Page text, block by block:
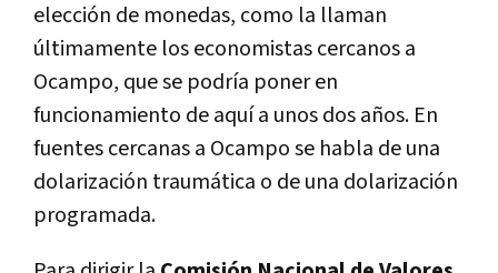
elección de monedas, como la llaman
últimamente los economistas cercanos a
Ocampo, que se podría poner en
funcionamiento de aquí a unos dos años. En
fuentes cercanas a Ocampo se habla de una
dolarización traumática o de una dolarización
programada.